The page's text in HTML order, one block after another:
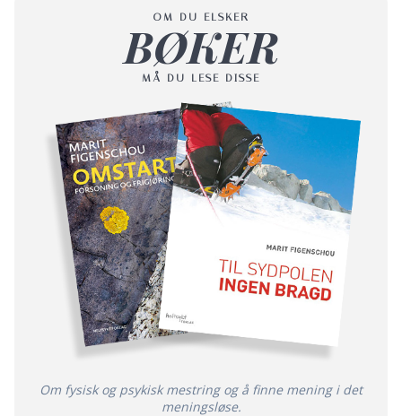
OM DU ELSKER
BØKER
MÅ DU LESE DISSE
Om fysisk og psykisk mestring og å finne mening i det
meningsløse.